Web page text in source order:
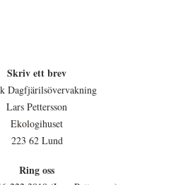
Skriv ett brev
Dagfjärilsövervakning
Lars Pettersson
Ekologihuset
223 62 Lund
Ring oss